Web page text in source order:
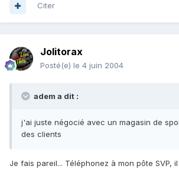
Citer
Jolitorax
Posté(e) le 4 juin 2004
adem a dit :
j'ai juste négocié avec un magasin de
des clients
Je fais pareil... Téléphonez à mon pôte SVP,